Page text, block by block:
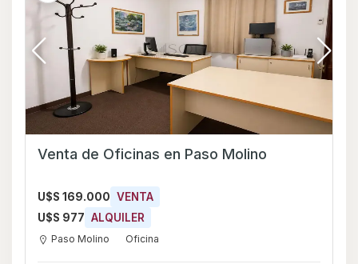
Venta de Oficinas en Paso Molino
U$S 169.000 VENTA
U$S 977 ALQUILER
Paso Molino Oficina